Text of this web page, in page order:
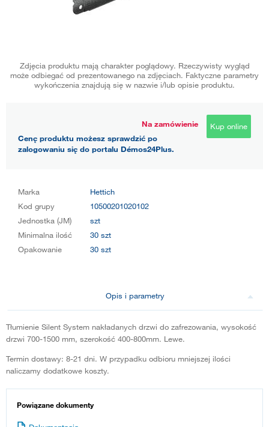
Zdjęcia produktu mają charakter poglądowy. Rzeczywisty wygląd
może odbiegać od prezentowanego na zdjęciach. Faktyczne parametry
wykończenia znajdują się w nazwie i/lub opisie produktu.
Na zamówienie
Cenę produktu możesz sprawdzić po
zalogowaniu się do portalu Démos24Plus.
Kup online
Marka
Hettich
Kod grupy
10500201020102
Jednostka (JM)
szt
Minimalna ilość
30 szt
Opakowanie
30 szt
Opis i parametry
Tłumienie Silent System nakładanych drzwi do zafrezowania, wysokość
drzwi 700-1500 mm, szerokość 400-800mm. Lewe.
Termin dostawy: 8-21 dni. W przypadku odbioru mniejszej ilości
naliczamy dodatkowe koszty.
Powiązane dokumenty